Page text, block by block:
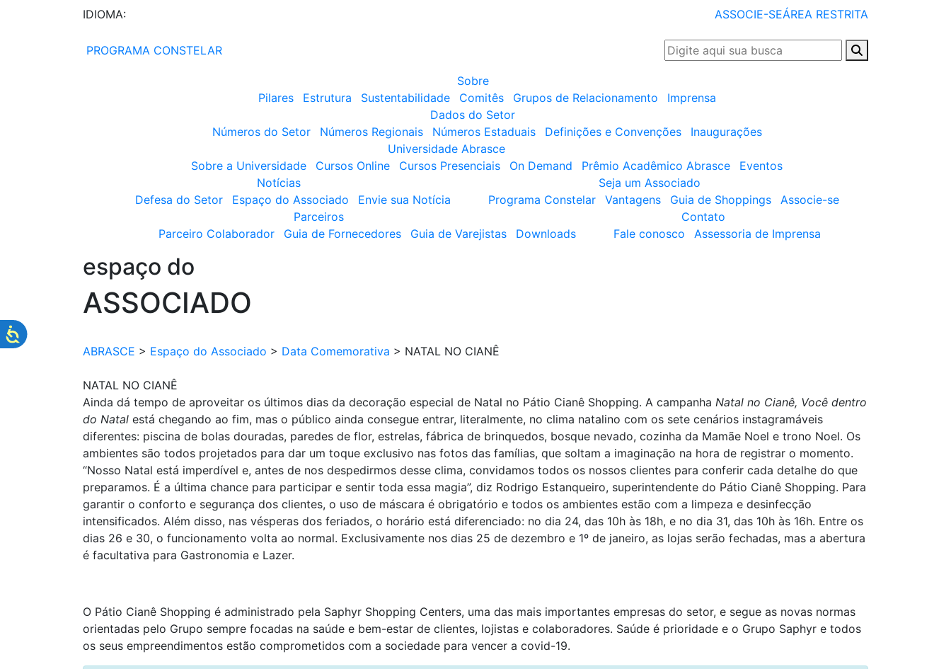
IDIOMA: ASSOCIE-SEÁREA RESTRITA
PROGRAMA CONSTELAR
Sobre
Pilares
Estrutura Sustentabilidade Comitês Grupos de Relacionamento
Imprensa
Dados do Setor
Números do Setor
Números Regionais Números Estaduais Definições e Convenções
Inaugurações
Universidade Abrasce
Sobre a Universidade
Cursos Online Cursos Presenciais On Demand Prêmio Acadêmico Abrasce
Eventos
Notícias
Defesa do Setor
Espaço do Associado Envie sua Notícia
Seja um Associado
Programa Constelar
Vantagens Guia de Shoppings
Associe-se
Parceiros
Parceiro Colaborador
Guia de Fornecedores Guia de Varejistas Downloads
Contato
Fale conosco
Assessoria de Imprensa
espaço do
ASSOCIADO
ABRASCE > Espaço do Associado > Data Comemorativa > NATAL NO CIANÊ
NATAL NO CIANÊ
Ainda dá tempo de aproveitar os últimos dias da decoração especial de Natal no Pátio Cianê Shopping. A campanha Natal no Cianê, Você dentro
do Natal está chegando ao fim, mas o público ainda consegue entrar, literalmente, no clima natalino com os sete cenários instagramáveis
diferentes: piscina de bolas douradas, paredes de flor, estrelas, fábrica de brinquedos, bosque nevado, cozinha da Mamãe Noel e trono Noel. Os
ambientes são todos projetados para dar um toque exclusivo nas fotos das famílias, que soltam a imaginação na hora de registrar o momento.
“Nosso Natal está imperdível e, antes de nos despedirmos desse clima, convidamos todos os nossos clientes para conferir cada detalhe do que
preparamos. É a última chance para participar e sentir toda essa magia”, diz Rodrigo Estanqueiro, superintendente do Pátio Cianê Shopping. Para
garantir o conforto e segurança dos clientes, o uso de máscara é obrigatório e todos os ambientes estão com a limpeza e desinfecção
intensificados. Além disso, nas vésperas dos feriados, o horário está diferenciado: no dia 24, das 10h às 18h, e no dia 31, das 10h às 16h. Entre os
dias 26 e 30, o funcionamento volta ao normal. Exclusivamente nos dias 25 de dezembro e 1º de janeiro, as lojas serão fechadas, mas a abertura
é facultativa para Gastronomia e Lazer.
O Pátio Cianê Shopping é administrado pela Saphyr Shopping Centers, uma das mais importantes empresas do setor, e segue as novas normas
orientadas pelo Grupo sempre focadas na saúde e bem-estar de clientes, lojistas e colaboradores. Saúde é prioridade e o Grupo Saphyr e todos
os seus empreendimentos estão comprometidos com a sociedade para vencer a covid-19.